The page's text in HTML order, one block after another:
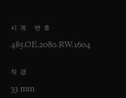
시계 번호
485.OE.2080.RW.1604
직경
33 mm